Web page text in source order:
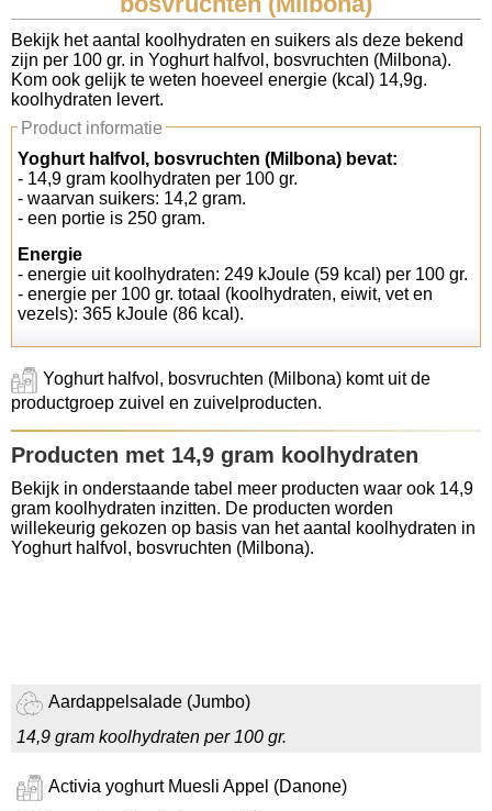
Koolhydraten tellen
Links
Bekijk het aantal koolhydraten en suikers als deze bekend
zijn per 100 gr. in Yoghurt halfvol, bosvruchten (Milbona).
Kom ook gelijk te weten hoeveel energie (kcal) 14,9g.
koolhydraten levert.
Product informatie
Yoghurt halfvol, bosvruchten (Milbona) bevat:
- 14,9 gram koolhydraten per 100 gr.
- waarvan suikers: 14,2 gram.
- een portie is 250 gram.
Energie
- energie uit koolhydraten: 249 kJoule (59 kcal) per 100 gr.
- energie per 100 gr. totaal (koolhydraten, eiwit, vet en
vezels): 365 kJoule (86 kcal).
Yoghurt halfvol, bosvruchten (Milbona) komt uit de
productgroep zuivel en zuivelproducten.
Producten met 14,9 gram koolhydraten
Bekijk in onderstaande tabel meer producten waar ook 14,9
gram koolhydraten inzitten. De producten worden
willekeurig gekozen op basis van het aantal koolhydraten in
Yoghurt halfvol, bosvruchten (Milbona).
Aardappelsalade (Jumbo)
14,9 gram koolhydraten per 100 gr.
Activia yoghurt Muesli Appel (Danone)